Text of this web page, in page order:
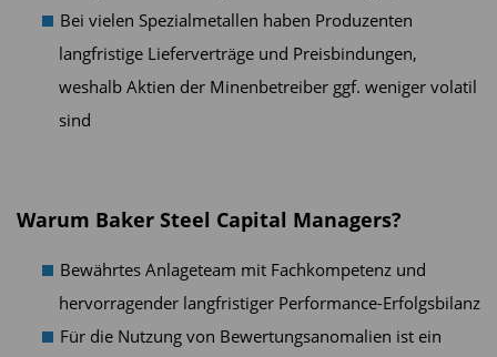
Bei vielen Spezialmetallen haben Produzenten
langfristige Lieferverträge und Preisbindungen,
weshalb Aktien der Minenbetreiber ggf. weniger volatil
sind
Warum Baker Steel Capital Managers?
Bewährtes Anlageteam mit Fachkompetenz und
hervorragender langfristiger Performance-Erfolgsbilanz
Für die Nutzung von Bewertungsanomalien ist ein